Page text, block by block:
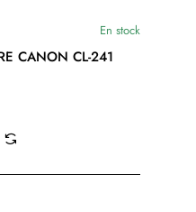
En stock
CANON CL-241